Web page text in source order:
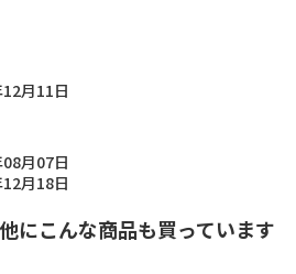
月11日
月07日
月18日
にこんな商品も買っています